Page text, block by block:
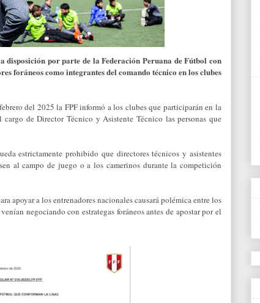
disposición por parte de la Federación Peruana de Fútbol con
foráneos como integrantes del comando técnico en los clubes
del 2025 la FPF informó a los clubes que participarán en la
de Director Técnico y Asistente Técnico las personas que
estrictamente prohibido que directores técnicos y asistentes
al campo de juego o a los camerinos durante la competición
apoyar a los entrenadores nacionales causará polémica entre los
negociando con estrategas foráneos antes de apostar por el